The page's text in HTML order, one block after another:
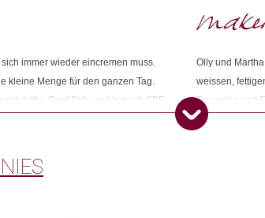
Dieses Produkt
immer wieder eincremen muss.
kleine Menge für den ganzen Tag.
fettig, Reef Safe und je nach SPF
stetig mit tollen Produkten im
Olly und
weissen,
Freunden und
Sonnencremes